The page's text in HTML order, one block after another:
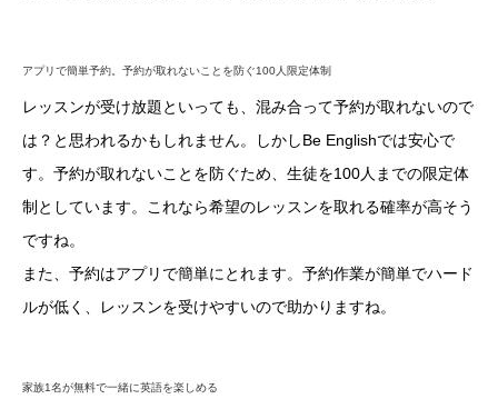
アプリで簡単予約。予約が取れないことを防ぐ100人限定体制
レッスンが受け放題といっても、混み合って予約が取れないので
は？と思われるかもしれません。しかしBe Englishでは安心で
す。予約が取れないことを防ぐため、生徒を100人までの限定体
制としています。これなら希望のレッスンを取れる確率が高そう
ですね。
また、予約はアプリで簡単にとれます。予約作業が簡単でハード
ルが低く、レッスンを受けやすいので助かりますね。
家族1名が無料で一緒に英語を楽しめる